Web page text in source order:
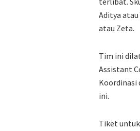
Aditya atau
atau Zeta.
Tim ini
Assistant
Koordinasi
ini.
Tiket